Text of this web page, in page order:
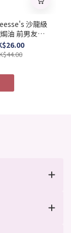
沙龍級
油 前男友髮
度受損 9g x 4
(Barcode: